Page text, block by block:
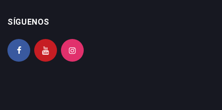
SÍGUENOS